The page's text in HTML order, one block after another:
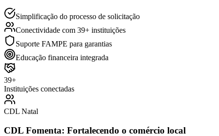
Simplificação do processo de solicitação
Conectividade com 39+ instituições
Suporte FAMPE para garantias
Educação financeira integrada
39+
Instituições conectadas
CDL Natal
CDL Fomenta: Fortalecendo o comércio local